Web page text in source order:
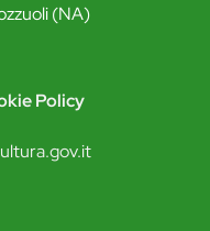
(NA)
Policy